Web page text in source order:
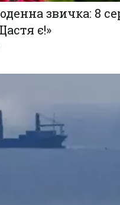
звичка: 8
є!»